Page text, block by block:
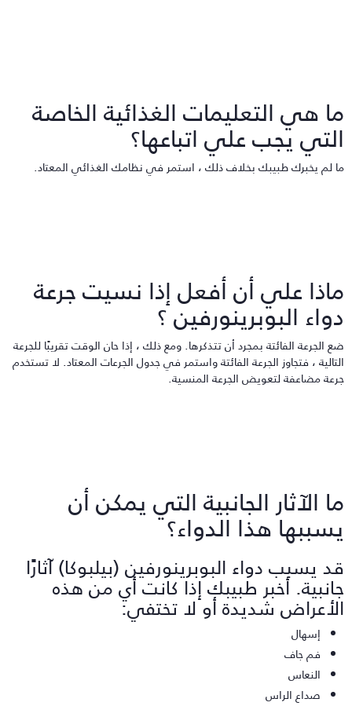
هي التعليمات الغذائية الخاصة
يجب علي اتباعها؟
لم يخبرك طبيبك بخلاف ذلك ، استمر في نظامك الغذائي المعتاد.
علي أن أفعل إذا نسيت جرعة
البوبرينورفين ؟
الجرعة الفائتة بمجرد أن تتذكرها. ومع ذلك ، إذا حان الوقت تقريبًا للجرعة
، فتجاوز الجرعة الفائتة واستمر في جدول الجرعات المعتاد. لا تستخدم
مضاعفة لتعويض الجرعة المنسية.
الآثار الجانبية التي يمكن أن
هذا الدواء؟
يسبب دواء البوبرينورفين (بيلبوكا) آثارًا
أخبر طبيبك إذا كانت أي من هذه
شديدة أو لا تختفي:
إسهال
فم جاف
النعاس
صداع الراس